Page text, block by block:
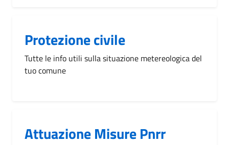
Protezione civile
Tutte le info utili sulla situazione metereologica del
tuo comune
Attuazione Misure Pnrr